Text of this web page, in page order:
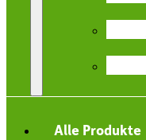
Alle Produkte